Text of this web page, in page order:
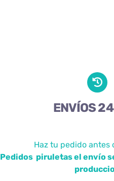
ENVÍOS
Haz tu pedido antes
Pedidos piruletas el envío